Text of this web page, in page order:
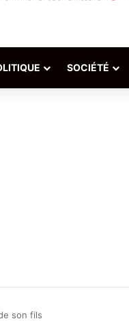
SOCIÉTÉ
son fils